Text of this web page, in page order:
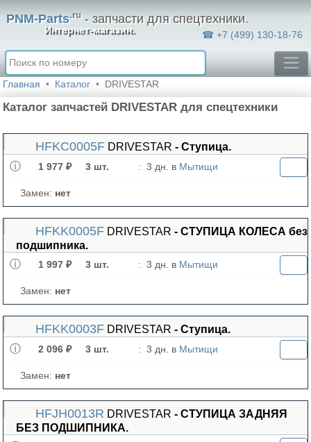
PNM-Parts.ru- запчасти для спецтехники.
Интернет-магазин. ☎ +7 (499) 130-18-76
Главная Каталог DRIVESTAR
Каталог запчастей DRIVESTAR для спецтехники
HFKC0005F DRIVESTAR - Ступица.
1 977 ₽ 3 шт. : 3 дн. в Мытищи
Замен: нет
HFKK0005F DRIVESTAR - СТУПИЦА КОЛЕСА без
подшипника.
1 997 ₽ 3 шт. : 3 дн. в Мытищи
Замен: нет
HFKK0003F DRIVESTAR - Ступица.
2 096 ₽ 3 шт. : 3 дн. в Мытищи
Замен: нет
HFJH0013R DRIVESTAR - СТУПИЦА ЗАДНЯЯ
БЕЗ ПОДШИПНИКА.